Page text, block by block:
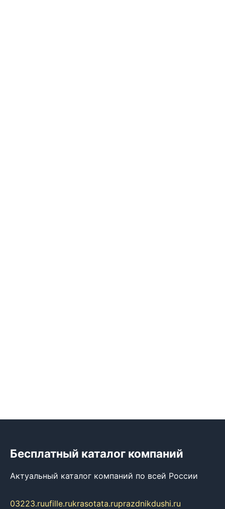
Бесплатный каталог компаний
Актуальный каталог компаний по всей России
03223.ruufille.rukrasotata.ruprazdnikdushi.ru